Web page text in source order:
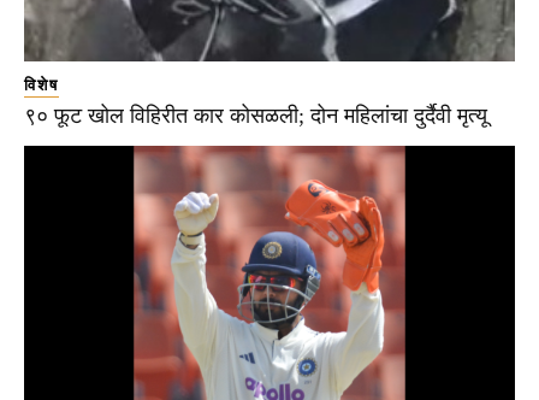
विशेष
९० फूट खोल विहिरीत कार कोसळली; दोन महिलांचा दुर्दैवी मृत्यू